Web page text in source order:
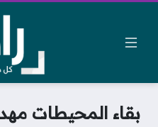
بقاء المحيطات